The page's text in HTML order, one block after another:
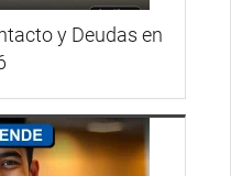
y Deudas en